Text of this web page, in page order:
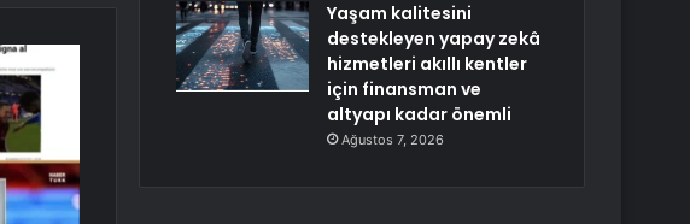
Yaşam kalitesini
destekleyen yapay zekâ
hizmetleri akıllı kentler
için finansman ve
altyapı kadar önemli
Ağustos 7, 2026